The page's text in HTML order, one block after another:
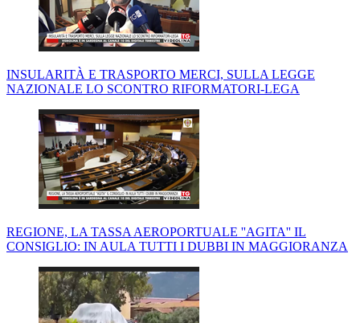
INSULARITÀ E TRASPORTO MERCI, SULLA LEGGE
NAZIONALE LO SCONTRO RIFORMATORI-LEGA
REGIONE, LA TASSA AEROPORTUALE ''AGITA'' IL
CONSIGLIO: IN AULA TUTTI I DUBBI IN MAGGIORANZA